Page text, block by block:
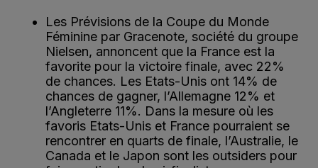
Les Prévisions de la Coupe du Monde
Féminine par Gracenote, société du groupe
Nielsen, annoncent que la France est la
favorite pour la victoire finale, avec 22%
de chances. Les Etats-Unis ont 14% de
chances de gagner, l’Allemagne 12% et
l’Angleterre 11%. Dans la mesure où les
favoris Etats-Unis et France pourraient se
rencontrer en quarts de finale, l’Australie, le
Canada et le Japon sont les outsiders pour